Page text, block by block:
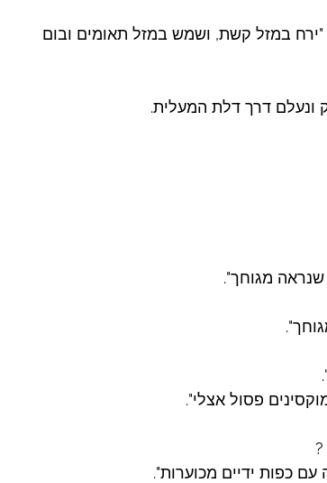
"ירח במזל קשת, ושמש במזל תאומים ובום
ונעלם דרך דלת המעלית.
מגוחך".
פסול אצלי".
?
כפות ידיים מכוערות".